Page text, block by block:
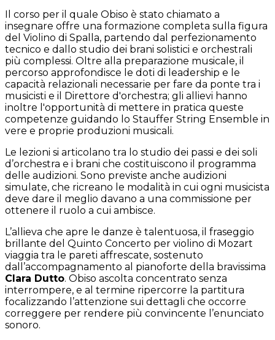
Il corso per il quale Obiso è stato chiamato a
insegnare offre una formazione completa sulla figura
del Violino di Spalla, partendo dal perfezionamento
tecnico e dallo studio dei brani solistici e orchestrali
più complessi. Oltre alla preparazione musicale, il
percorso approfondisce le doti di leadership e le
capacità relazionali necessarie per fare da ponte tra i
musicisti e il Direttore d'orchestra; gli allievi hanno
inoltre l'opportunità di mettere in pratica queste
competenze guidando lo Stauffer String Ensemble in
vere e proprie produzioni musicali.
Le lezioni si articolano tra lo studio dei passi e dei soli
d’orchestra e i brani che costituiscono il programma
delle audizioni. Sono previste anche audizioni
simulate, che ricreano le modalità in cui ogni musicista
deve dare il meglio davano a una commissione per
ottenere il ruolo a cui ambisce.
L’allieva che apre le danze è talentuosa, il fraseggio
brillante del Quinto Concerto per violino di Mozart
viaggia tra le pareti affrescate, sostenuto
dall’accompagnamento al pianoforte della bravissima
Clara Dutto. Obiso ascolta concentrato senza
interrompere, e al termine ripercorre la partitura
focalizzando l’attenzione sui dettagli che occorre
correggere per rendere più convincente l’enunciato
sonoro.